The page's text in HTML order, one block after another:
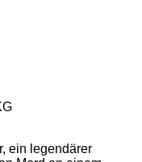
ein legendärer